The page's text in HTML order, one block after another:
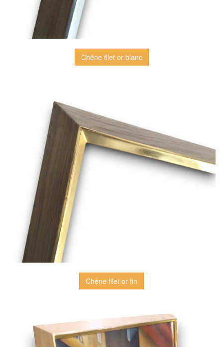
Chêne filet or blanc
Chêne filet or fin